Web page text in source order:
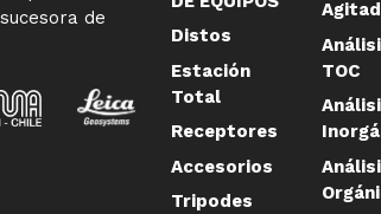
de
Distos
Estación
Total
Receptores
Accesorios
Tripodes
TOC